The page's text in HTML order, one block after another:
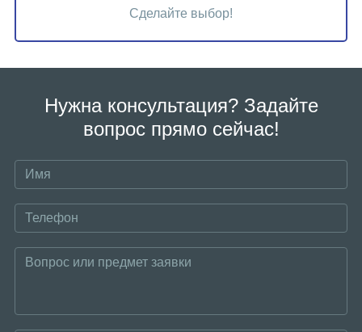
Сделайте выбор!
Нужна консультация? Задайте
вопрос прямо сейчас!